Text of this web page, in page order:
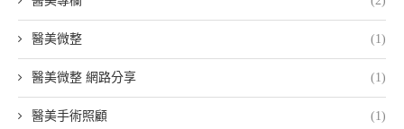
醫美微整 (1)
醫美微整 網路分享 (1)
醫美手術照顧 (1)